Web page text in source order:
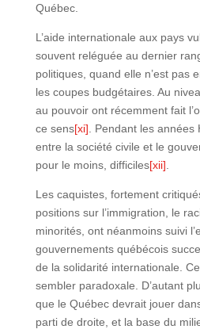
Québec.
L’aide internationale aux pays
souvent reléguée au dernier
politiques, quand elle n’est pas
les coupes budgétaires. Au
au pouvoir ont récemment fait
ce sens[xi] . Pendant les
entre la société civile et le
pour le moins, difficiles[xii]
Les caquistes, fortement
positions sur l’immigration, le
minorités, ont néanmoins suivi
gouvernements québécois
de la solidarité internationale.
sembler paradoxale. D’autant
que le Québec devrait jouer
parti de droite, et la base du